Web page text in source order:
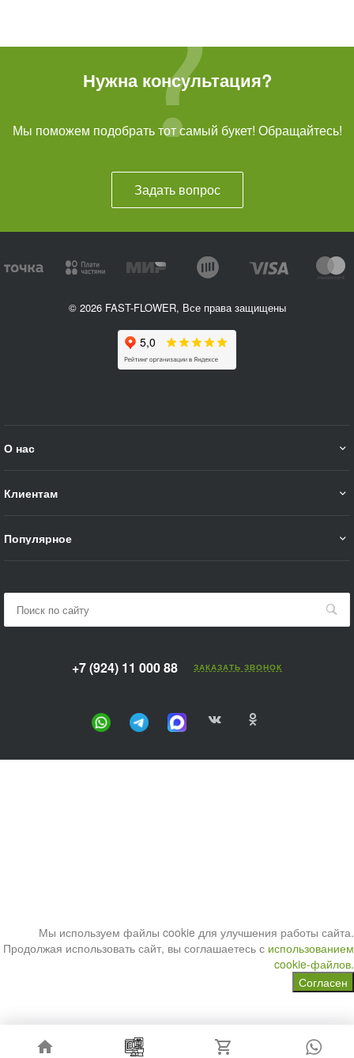
Нужна консультация?
Мы поможем подобрать тот самый букет! Обращайтесь!
Задать вопрос
© 2026 FAST-FLOWER, Все права защищены
О нас
Клиентам
Популярное
+7 (924) 11 000 88 ЗАКАЗАТЬ ЗВОНОК
Мы используем файлы cookie для улучшения работы сайта.
Продолжая использовать сайт, вы соглашаетесь с использованием
cookie-файлов.
Согласен